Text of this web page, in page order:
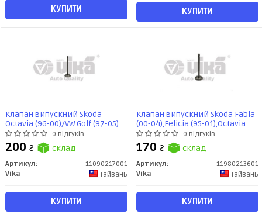
КУПИТИ КУПИТИ
Клапан випускний Skoda
Octavia (96-00)/VW Golf (97-05) /
Audi A4 (94-01),A6 (11090217001)
vika
0 відгуків
200 ₴ склад
Артикул:
11090217001
Vika
Тайвань
КУПИТИ
Клапан випускний Skoda Fabia
(00-04),Felicia (95-01),Octavia
(97-00/01-11) (11980213601) vika
0 відгуків
170 ₴ склад
Артикул:
11980213601
Vika
Тайвань
КУПИТИ